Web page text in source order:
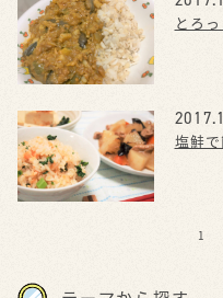
とろ
塩鮭
1